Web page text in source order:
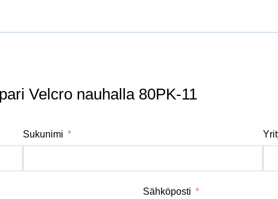
Velcro nauhalla 80PK-11
Sukunimi
Sähköposti